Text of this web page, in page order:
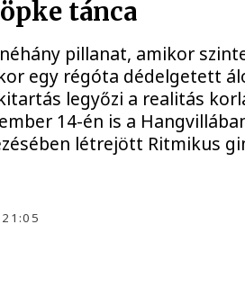
tánca
pillanat, amikor
egy régóta dédelgetett
legyőzi a realitás
14-én is a
létrejött Ritmikus
21:05